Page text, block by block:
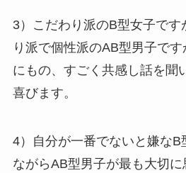
3）こだわり派のB型女子です
り派で個性派のAB型男子で
にもの、すごく共感し話を聞
喜びます。
4）自分が一番でないと嫌なB
ながらAB型男子が最も大切